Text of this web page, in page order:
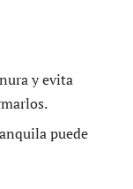
y evita
puede